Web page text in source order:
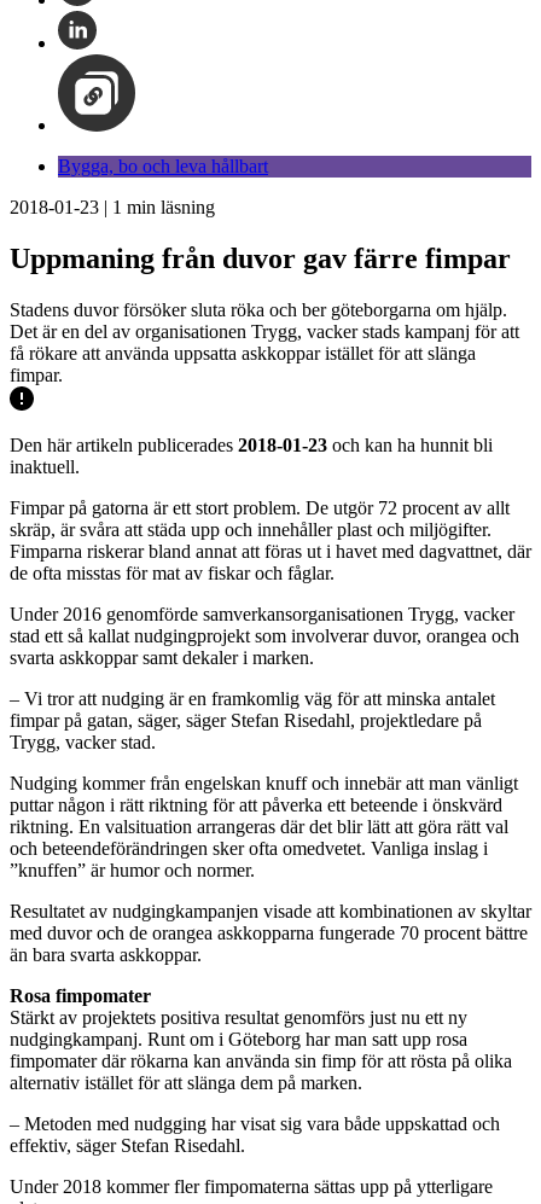
Bygga, bo och leva hållbart
2018-01-23 | 1 min läsning
Uppmaning från duvor gav färre fimpar
Stadens duvor försöker sluta röka och ber göteborgarna om hjälp.
Det är en del av organisationen Trygg, vacker stads kampanj för att
få rökare att använda uppsatta askkoppar istället för att slänga
fimpar.
Den här artikeln publicerades 2018-01-23 och kan ha hunnit bli
inaktuell.
Fimpar på gatorna är ett stort problem. De utgör 72 procent av allt
skräp, är svåra att städa upp och innehåller plast och miljögifter.
Fimparna riskerar bland annat att föras ut i havet med dagvattnet, där
de ofta misstas för mat av fiskar och fåglar.
Under 2016 genomförde samverkansorganisationen Trygg, vacker
stad ett så kallat nudgingprojekt som involverar duvor, orangea och
svarta askkoppar samt dekaler i marken.
– Vi tror att nudging är en framkomlig väg för att minska antalet
fimpar på gatan, säger, säger Stefan Risedahl, projektledare på
Trygg, vacker stad.
Nudging kommer från engelskan knuff och innebär att man vänligt
puttar någon i rätt riktning för att påverka ett beteende i önskvärd
riktning. En valsituation arrangeras där det blir lätt att göra rätt val
och beteendeförändringen sker ofta omedvetet. Vanliga inslag i
”knuffen” är humor och normer.
Resultatet av nudgingkampanjen visade att kombinationen av skyltar
med duvor och de orangea askkopparna fungerade 70 procent bättre
än bara svarta askkoppar.
Rosa fimpomater
Stärkt av projektets positiva resultat genomförs just nu ett ny
nudgingkampanj. Runt om i Göteborg har man satt upp rosa
fimpomater där rökarna kan använda sin fimp för att rösta på olika
alternativ istället för att slänga dem på marken.
‒ Metoden med nudgging har visat sig vara både uppskattad och
effektiv, säger Stefan Risedahl.
Under 2018 kommer fler fimpomaterna sättas upp på ytterligare